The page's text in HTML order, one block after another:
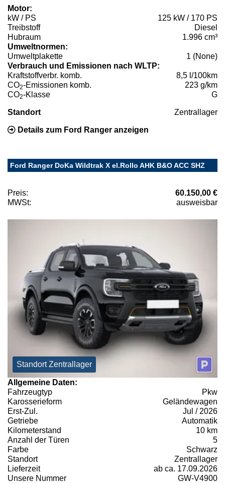
Motor:
kW / PS
125 kW / 170 PS
Treibstoff
Diesel
Hubraum
1.996 cm³
Umweltnormen:
Umweltplakette
1 (None)
Verbrauch und Emissionen nach WLTP:
Kraftstoffverbr. komb.
8,5 l/100km
CO2-Emissionen komb.
223 g/km
CO2-Klasse G
Standort Zentrallager
Details zum Ford Ranger anzeigen
Ford Ranger DoKa Wildtrak X el.Rollo AHK B&O ACC SHZ
Preis:
60.150,00 €
MWSt:
ausweisbar
Standort Zentrallager
Allgemeine Daten:
Fahrzeugtyp
Pkw
Karosserieform
Geländewagen
Erst-Zul.
Jul / 2026
Getriebe
Automatik
Kilometerstand
10 km
Anzahl der Türen
5
Farbe
Schwarz
Standort
Zentrallager
Lieferzeit
ab ca. 17.09.2026
Unsere Nummer
GW-V4900